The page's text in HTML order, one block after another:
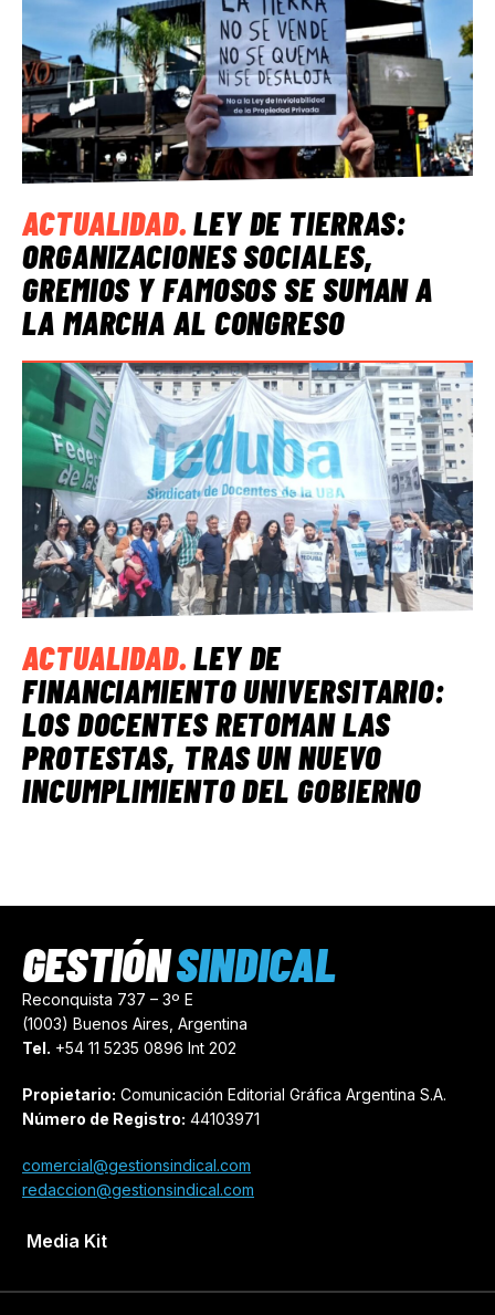
ACTUALIDAD.LEY DE TIERRAS:
ORGANIZACIONES SOCIALES,
GREMIOS Y FAMOSOS SE SUMAN A
LA MARCHA AL CONGRESO
ACTUALIDAD.LEY DE
FINANCIAMIENTO UNIVERSITARIO:
LOS DOCENTES RETOMAN LAS
PROTESTAS, TRAS UN NUEVO
INCUMPLIMIENTO DEL GOBIERNO
Reconquista 737 – 3º E
(1003) Buenos Aires, Argentina
Tel. +54 11 5235 0896 Int 202
Propietario: Comunicación Editorial Gráfica Argentina S.A.
Número de Registro: 44103971
comercial@gestionsindical.com
redaccion@gestionsindical.com
Media Kit
GESTIÓNSINDICAL